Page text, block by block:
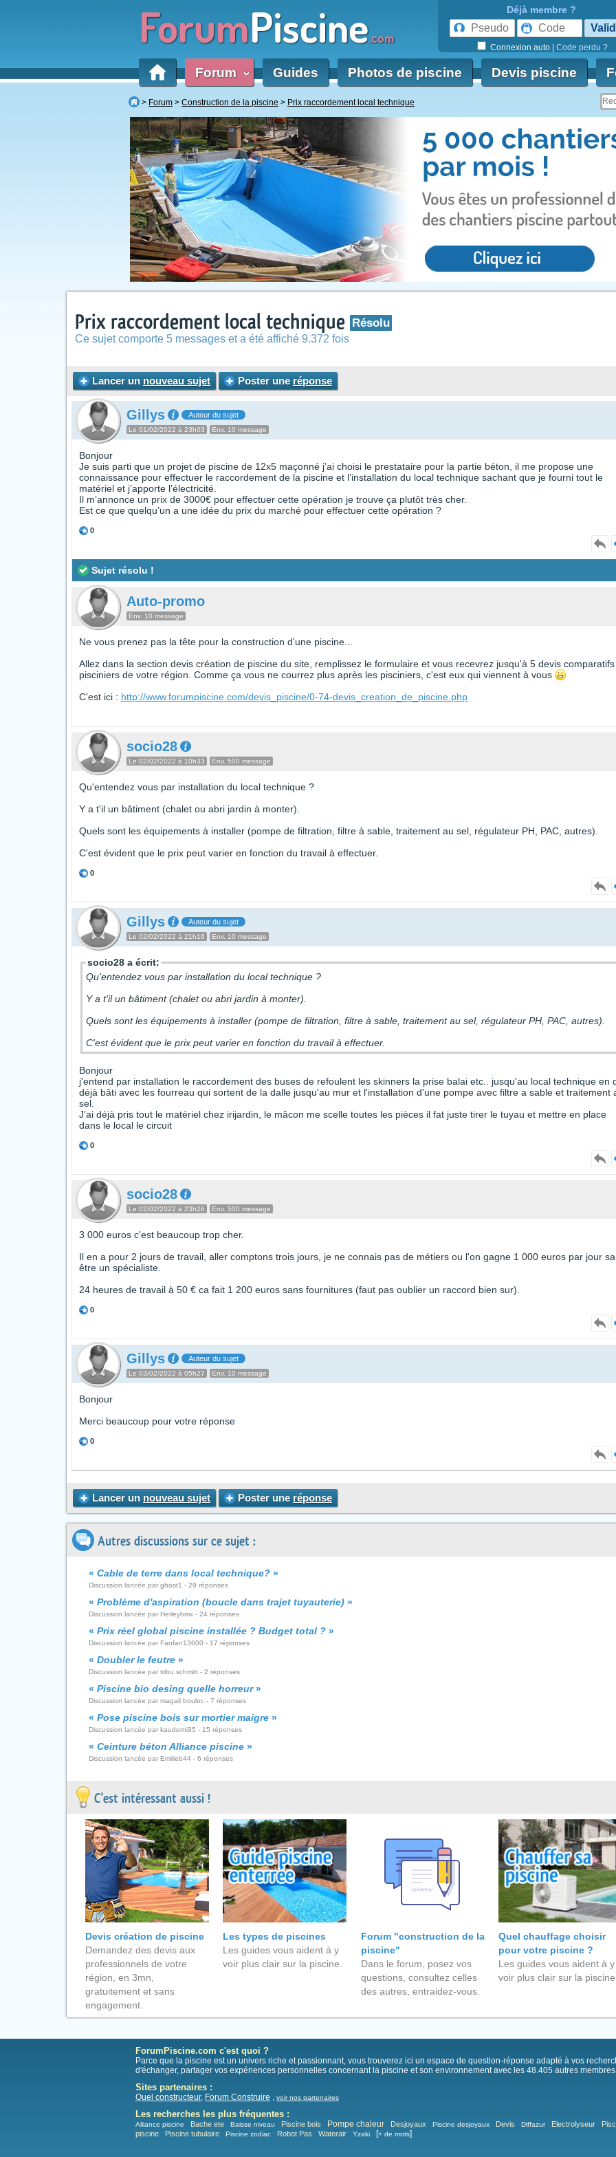
ForumPiscine.com
Déjà membre ?
Connexion auto Code perdu ?
Forum ‹ Guides Photos de piscine Devis piscine
Forum Construction de la piscine Prix raccordement local technique
Prix raccordement local technique Résolu
Ce sujet comporte 5 messages et a été affiché 9.372 fois
Lancer un nouveau sujet Poster une réponse
Gillys Auteur du sujet
Le 01/02/2022 à 23h03 Env. 10 message
Bonjour
Je suis parti que un projet de piscine de 12x5 maçonné j’ai choisi le prestataire pour la partie béton, il me propose une
connaissance pour effectuer le raccordement de la piscine et l’installation du local technique sachant que je fourni tout le
matériel et j’apporte l’électricité.
Il m’annonce un prix de 3000€ pour effectuer cette opération je trouve ça plutôt très cher.
Est ce que quelqu’un a une idée du prix du marché pour effectuer cette opération ?
0
Sujet résolu !
Auto-promo
Env. 10 message
Ne vous prenez pas la tête pour la construction d'une piscine...
Allez dans la section devis création de piscine du site, remplissez le formulaire et vous recevrez jusqu'à 5 devis
pisciniers de votre région. Comme ça vous ne courrez plus après les pisciniers, c'est eux qui viennent à vous
C'est ici : http://www.forumpiscine.com/devis_piscine/0-74-devis_creation_de_piscine.php
socio28
Le 02/02/2022 à 10h33 Env. 500 message
Qu'entendez vous par installation du local technique ?
Y a t'il un bâtiment (chalet ou abri jardin à monter).
Quels sont les équipements à installer (pompe de filtration, filtre à sable, traitement au sel, régulateur PH, PAC, autres).
C'est évident que le prix peut varier en fonction du travail à effectuer.
0
Gillys Auteur du sujet
Le 02/02/2022 à 21h16 Env. 10 message
socio28 a écrit:
Qu'entendez vous par installation du local technique ?
Y a t'il un bâtiment (chalet ou abri jardin à monter).
Quels sont les équipements à installer (pompe de filtration, filtre à sable, traitement au sel, régulateur PH, PAC, autres).
C'est évident que le prix peut varier en fonction du travail à effectuer.
Bonjour
j'entend par installation le raccordement des buses de refoulent les skinners la prise balai etc.. jusqu'au local technique en
déjà bâti avec les fourreau qui sortent de la dalle jusqu'au mur et l'installation d'une pompe avec filtre a sable et traitement
sel.
J'ai déjà pris tout le matériel chez irijardin, le mâcon me scelle toutes les pièces il fat juste tirer le tuyau et mettre en place
dans le local le circuit
0
socio28
Le 02/02/2022 à 23h26 Env. 500 message
3 000 euros c'est beaucoup trop cher.
Il en a pour 2 jours de travail, aller comptons trois jours, je ne connais pas de métiers ou l'on gagne 1 000 euros par jour
être un spécialiste.
24 heures de travail à 50 € ca fait 1 200 euros sans fournitures (faut pas oublier un raccord bien sur).
0
Gillys Auteur du sujet
Le 03/02/2022 à 05h27 Env. 10 message
Bonjour
Merci beaucoup pour votre réponse
0
Lancer un nouveau sujet Poster une réponse
Autres discussions sur ce sujet :
« Cable de terre dans local technique? »
Discussion lancée par ghost1 - 29 réponses
« Problème d'aspiration (boucle dans trajet tuyauterie) »
Discussion lancée par Herleybmx - 24 réponses
« Prix réel global piscine installée ? Budget total ? »
Discussion lancée par Fanfan13600 - 17 réponses
« Doubler le feutre »
Discussion lancée par tribu.schmitt - 2 réponses
« Piscine bio desing quelle horreur»
Discussion lancée par magali bouloc - 7 réponses
« Pose piscine bois sur mortier maigre »
Discussion lancée par kauderni35 - 15 réponses
« Ceinture béton Alliance piscine »
Discussion lancée par Emilieb44 - 6 réponses
C'est intéressant aussi !
Devis création de piscine
Demandez des devis aux
professionnels de votre
région, en 3mn,
gratuitement et sans
engagement.
Les types de piscines
Les guides vous aident à y
voir plus clair sur la piscine.
Forum "construction de la
piscine"
Dans le forum, posez vos
questions, consultez celles
des autres, entraidez-vous.
Quel chauffage choisir
pour votre piscine ?
Les guides vous aident à y
voir plus clair sur la
ForumPiscine.com c'est quoi ?
Parce que la piscine est un univers riche et passionnant, vous trouverez ici un espace de question-réponse adapté à vos
d'échanger, partager vos expériences personnelles concernant la piscine et son environnement avec les 48.405 autres membres
Sites partenaires :
Quel constructeur, Forum Construire , voir nos partenaires
Les recherches les plus fréquentes :
Alliance piscine Bache ete Baisse niveau Piscine bois Pompe chaleur Desjoyaux Piscine desjoyaux Devis Diffazur Electrolyseur
piscine
Piscine tubulaire Piscine zodiac Robot Pas Waterair Yzaki [+ de mots]